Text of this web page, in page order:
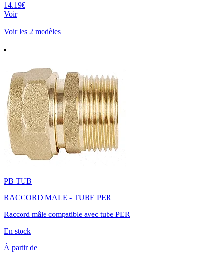
14.19€
Voir
Voir les 2 modèles
PB TUB
RACCORD MALE - TUBE PER
Raccord mâle compatible avec tube PER
En stock
À partir de